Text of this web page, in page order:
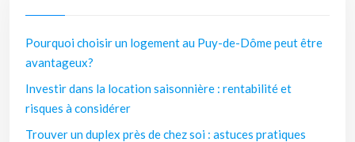
Pourquoi choisir un logement au Puy-de-Dôme peut être
avantageux?
Investir dans la location saisonnière : rentabilité et
risques à considérer
Trouver un duplex près de chez soi : astuces pratiques